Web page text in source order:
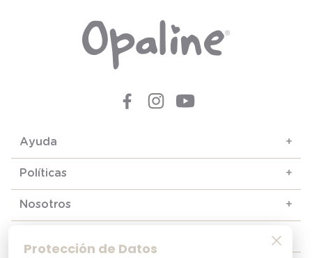
Protección de Datos
Ayuda +
Políticas +
Nosotros +